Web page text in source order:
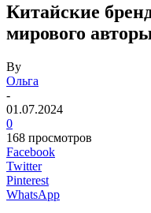
Китайские
мирового
By
Ольга
-
01.07.2024
0
168 просмотров
Facebook
Twitter
Pinterest
WhatsApp